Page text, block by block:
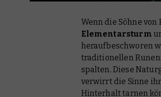
Wenn die Söhne
Elementarsturm
heraufbeschworen
traditionellen
spalten. Diese
verwirrt die Sinne
Hinterhalt tarnen